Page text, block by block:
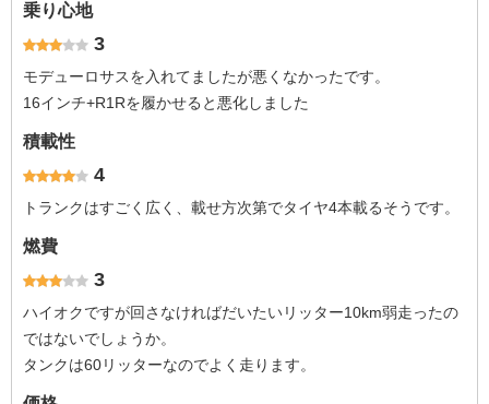
乗り心地
3
モデューロサスを入れてましたが悪くなかったです。
16インチ+R1Rを履かせると悪化しました
積載性
4
トランクはすごく広く、載せ方次第でタイヤ4本載るそうです。
燃費
3
ハイオクですが回さなければだいたいリッター10km弱走ったの
ではないでしょうか。
タンクは60リッターなのでよく走ります。